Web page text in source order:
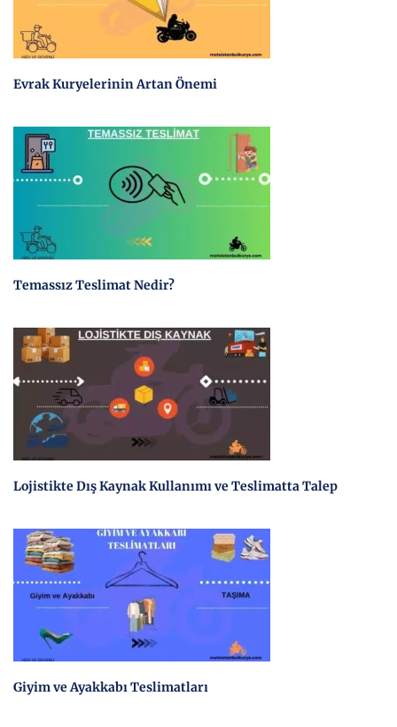
Evrak Kuryelerinin Artan Önemi
Temassız Teslimat Nedir?
Lojistikte Dış Kaynak Kullanımı ve Teslimatta Talep
Giyim ve Ayakkabı Teslimatları